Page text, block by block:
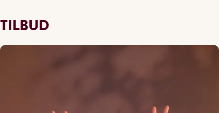
TILBUD